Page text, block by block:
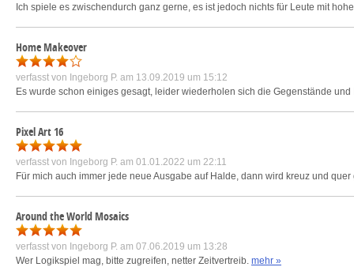
Ich spiele es zwischendurch ganz gerne, es ist jedoch nichts für Leute mit
Home Makeover
verfasst von Ingeborg P. am 13.09.2019 um 15:12
Es wurde schon einiges gesagt, leider wiederholen sich die Gegenstände
Pixel Art 16
verfasst von Ingeborg P. am 01.01.2022 um 22:11
Für mich auch immer jede neue Ausgabe auf Halde, dann wird kreuz und
Around the World Mosaics
verfasst von Ingeborg P. am 07.06.2019 um 13:28
Wer Logikspiel mag, bitte zugreifen, netter Zeitvertreib. mehr »